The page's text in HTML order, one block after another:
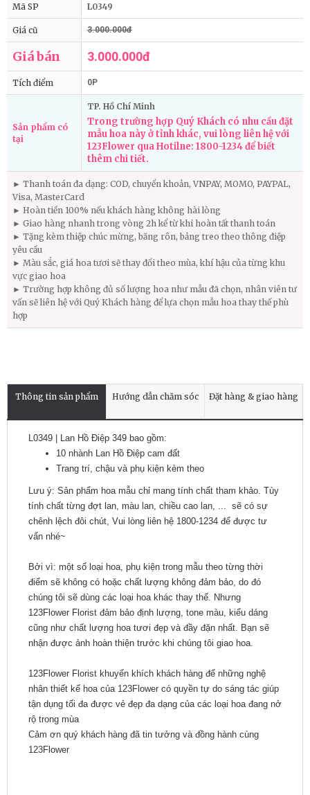
Mã SP L0349
Giá cũ 3.000.000đ
Giá bán 3.000.000đ
Tích điểm 0P
Sản phẩm có
tại
TP. Hồ Chí Minh
Trong trường hợp Quý Khách có nhu cầu đặt
mẫu hoa này ở tỉnh khác, vui lòng liên hệ với
123Flower qua Hotilne: 1800-1234 để biết
thêm chi tiết.
► Thanh toán đa dạng: COD, chuyển khoản, VNPAY, MOMO, PAYPAL,
Visa, MasterCard
► Hoàn tiền 100% nếu khách hàng không hài lòng
► Giao hàng nhanh trong vòng 2h kể từ khi hoàn tất thanh toán
► Tặng kèm thiệp chúc mừng, băng rôn, bảng treo theo thông điệp
yêu cầu
► Màu sắc, giá hoa tươi sẽ thay đổi theo mùa, khí hậu của từng khu
vực giao hoa
► Trường hợp không đủ số lượng hoa như mẫu đã chọn, nhân viên tư
vấn sẽ liên hệ với Quý Khách hàng để lựa chọn mẫu hoa thay thế phù
hợp
Thông tin sản phẩm Hướng dẫn chăm sóc Đặt hàng & giao hàng
L0349 | Lan Hồ Điệp 349 bao gồm:
10 nhành Lan Hồ Điệp cam đất
Trang trí, chậu và phụ kiện kèm theo
Lưu ý: Sản phẩm hoa mẫu chỉ mang tính chất tham khảo. Tùy
tính chất từng đợt lan, màu lan, chiều cao lan, ... sẽ có sự
chênh lệch đôi chút, Vui lòng liên hệ 1800-1234 để được tư
vấn nhé~
Bởi vì: một số loại hoa, phụ kiện trong mẫu theo từng thời
điểm sẽ không có hoặc chất lượng không đảm bảo, do đó
chúng tôi sẽ dùng các loại hoa khác thay thế. Nhưng
123Flower Florist đảm bảo định lượng, tone màu, kiểu dáng
cũng như chất lượng hoa tươi đẹp và đầy đặn nhất. Bạn sẽ
nhận được ảnh hoàn thiện trước khi chúng tôi giao hoa.
123Flower Florist khuyến khích khách hàng để những nghệ
nhân thiết kế hoa của 123Flower có quyền tự do sáng tác giúp
tận dụng tối đa được vẻ đẹp đa dạng của các loại hoa đang nở
rộ trong mùa
Cảm ơn quý khách hàng đã tin tưởng và đồng hành cùng
123Flower